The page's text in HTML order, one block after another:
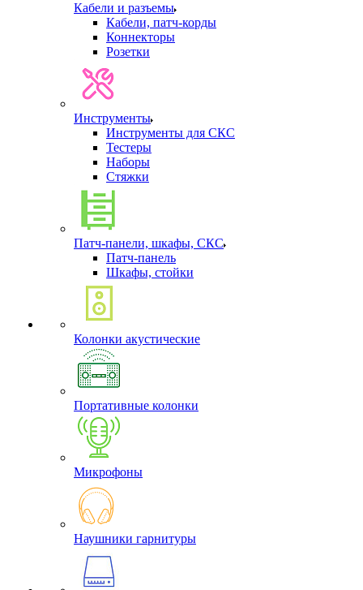
Кабели и разъемы
Кабели, патч-корды
Коннекторы
Розетки
Инструменты
Инструменты для СКС
Тестеры
Наборы
Стяжки
Патч-панели, шкафы, СКС
Патч-панель
Шкафы, стойки
Колонки акустические
Портативные колонки
Микрофоны
Наушники гарнитуры